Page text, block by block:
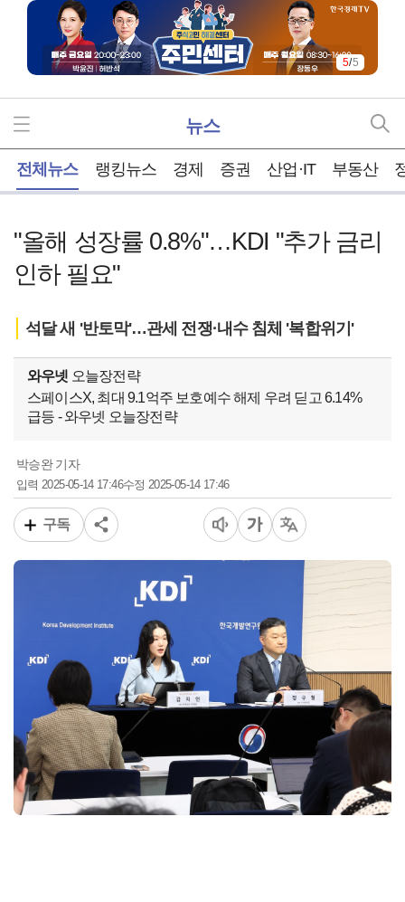
5/5
뉴스
전체뉴스 랭킹뉴스 경제 증권 산업·IT 부동산
"올해 성장률 0.8%"…KDI "추가 금리
인하 필요"
석달 새 '반토막'…관세 전쟁·내수 침체 '복합위기'
와우넷 오늘장전략
스페이스X, 최대 9.1억주 보호예수 해제 우려 딛고 6.14%
급등 - 와우넷 오늘장전략
박승완 기자
입력2025-05-14 17:46수정 2025-05-14 17:46
구독